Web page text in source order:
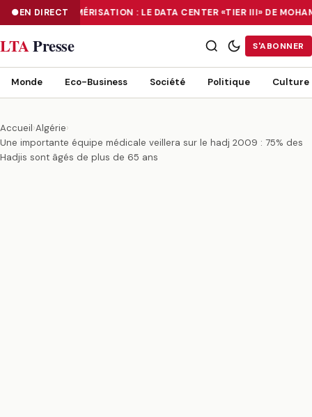
EN DIRECTNUMÉRISATION : LE DATA CENTER «TIER III» DE
NUMÉRISATION : LE DATA CENTER «TIER III» DE MOHAMMADIA, UN
LTAPresse S'ABONNER
Monde Eco-Business Société Politique Culture
Accueil›Algérie›
Une importante équipe médicale veillera sur le hadj 2009 : 75% des
Hadjis sont âgés de plus de 65 ans